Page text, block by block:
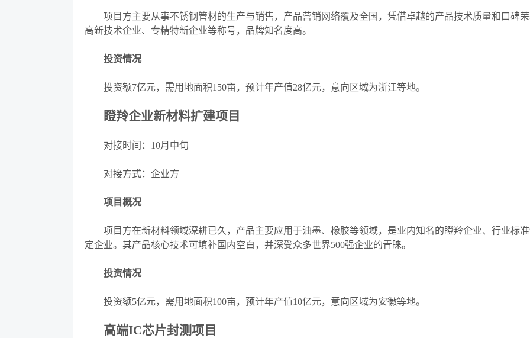
项目方主要从事不锈钢管材的生产与销售，产品营销网络覆及全国，凭借卓越的产品技术质量和口碑
高新技术企业、专精特新企业等称号，品牌知名度高。
投资情况
投资额7亿元，需用地面积150亩，预计年产值28亿元，意向区域为浙江等地。
瞪羚企业新材料扩建项目
对接时间： 10月中旬
对接方式：企业方
项目概况
项目方在新材料领域深耕已久，产品主要应用于油墨、橡胶等领域，是业内知名的瞪羚企业、行业标
定企业。其产品核心技术可填补国内空白，并深受众多世界500强企业的青睐。
投资情况
投资额5亿元，需用地面积100亩，预计年产值10亿元，意向区域为安徽等地。
高端IC芯片封测项目